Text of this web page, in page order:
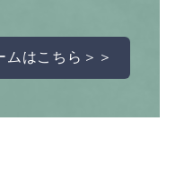
ムはこちら＞＞